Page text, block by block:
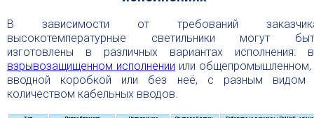
В зависимости от требований
высокотемпературные светильники могут
изготовлены в различных вариантах исполнения:
взрывозащищенном исполнении или общепромышленном,
вводной коробкой или без неё, с разным видом
количеством кабельных вводов.